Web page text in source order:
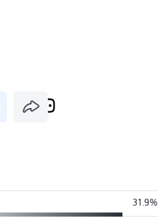
31.9%